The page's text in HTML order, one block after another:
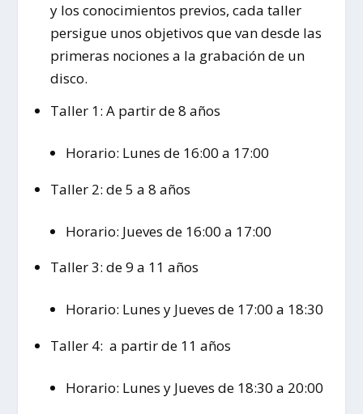
y los conocimientos previos, cada taller
persigue unos objetivos que van desde las
primeras nociones a la grabación de un
disco.
Taller 1: A partir de 8 años
Horario: Lunes de 16:00 a 17:00
Taller 2: de 5 a 8 años
Horario: Jueves de 16:00 a 17:00
Taller 3: de 9 a 11 años
Horario: Lunes y Jueves de 17:00 a 18:30
Taller 4: a partir de 11 años
Horario: Lunes y Jueves de 18:30 a 20:00